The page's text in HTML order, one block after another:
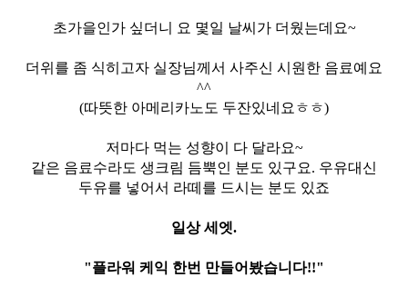
초가을인가 싶더니 요 몇일 날씨가 더웠는데요~
더위를 좀 식히고자 실장님께서 사주신 시원한 음료예요
^^
(따뜻한 아메리카노도 두잔있네요ㅎㅎ)
저마다 먹는 성향이 다 달라요~
같은 음료수라도 생크림 듬뿍인 분도 있구요. 우유대신
두유를 넣어서 라떼를 드시는 분도 있죠
일상 세엣.
"플라워 케익 한번 만들어봤습니다!!"